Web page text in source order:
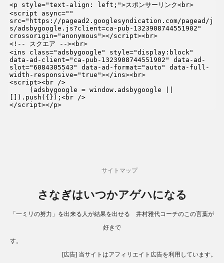
<p style="text-align: left;">スポンサーリンク<br>
<script async=""
src="https://pagead2.googlesyndication.com/pagead/j
s/adsbygoogle.js?client=ca-pub-1323908744551902"
crossorigin="anonymous"></script><br>
<!-- スクエア --><br>
<ins class="adsbygoogle" style="display:block"
data-ad-client="ca-pub-1323908744551902" data-ad-
slot="6084305543" data-ad-format="auto" data-full-
width-responsive="true"></ins><br>
<script><br />
[]).push({});<br />
</script></p>
サイトマップ
さなぎはいつかアゲハになる
「一ミリの努力」を出来る人が結果を出せる 井村雅代コーチのこの言葉が
好きで
す。
[広告] 当サイトはアフィリエイト広告を利用しています。